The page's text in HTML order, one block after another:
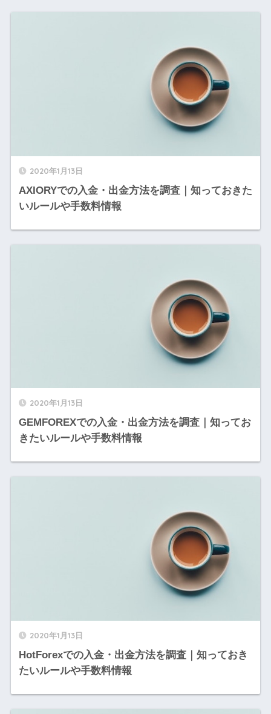
2020年1月13日
AXIORYでの入金・出金方法を調査｜知っておきた
いルールや手数料情報
2020年1月13日
GEMFOREXでの入金・出金方法を調査｜知ってお
きたいルールや手数料情報
2020年1月13日
HotForexでの入金・出金方法を調査｜知っておき
たいルールや手数料情報